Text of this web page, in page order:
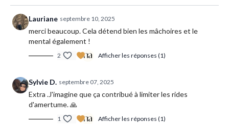
Lauriane septembre 10, 2025
merci beaucoup. Cela détend bien les mâchoires et le
mental également !
2 Afficher les réponses (1)
Sylvie D. septembre 07, 2025
Extra .J'imagine que ça contribué à limiter les rides
d'amertume. 🙏
1 Afficher les réponses (1)